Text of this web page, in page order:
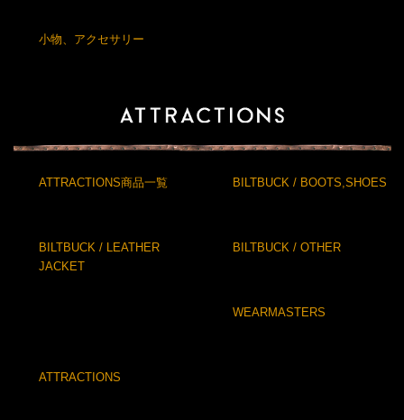
小物、アクセサリー
ATTRACTIONS商品一覧 BILTBUCK / BOOTS,SHOES
BILTBUCK / LEATHER
JACKET
BILTBUCK / OTHER
WEARMASTERS
ATTRACTIONS